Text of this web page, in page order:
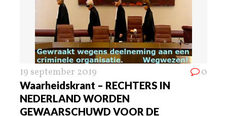
19 september 2019 0
Waarheidskrant – RECHTERS IN
NEDERLAND WORDEN
GEWAARSCHUWD VOOR DE